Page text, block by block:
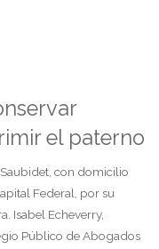
el paterno
con domicilio
Federal, por su
Isabel Echeverry,
Público de Abogados